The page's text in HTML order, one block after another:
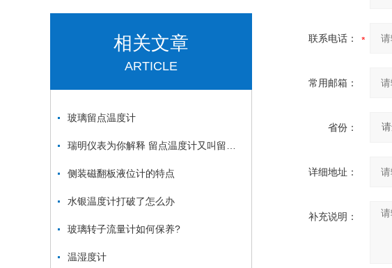
相关文章
ARTICLE
玻璃留点温度计
侧装磁翻板液位计的特点
水银温度计打破了怎么办
玻璃转子流量计如何保养?
温湿度计
联系电话：
常用邮箱：
省份：
详细地址：
补充说明：